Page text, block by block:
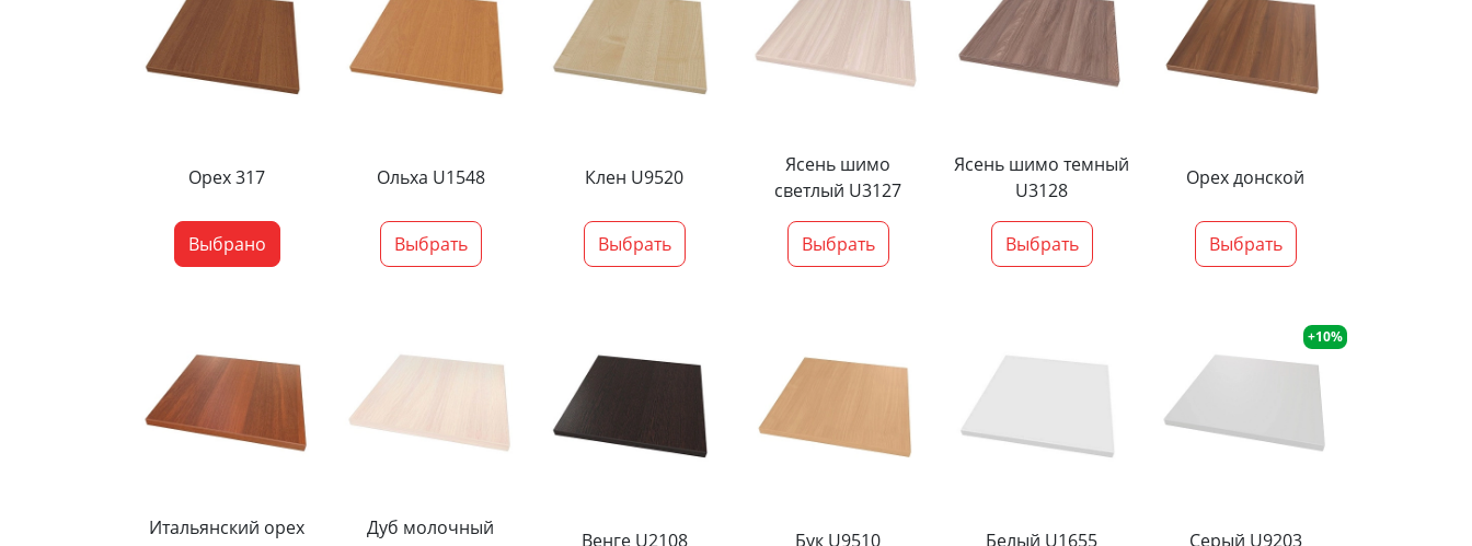
Орех 317
Выбрано
Ольха U1548
Выбрать
Клен U9520
Выбрать
Ясень шимо
светлый U3127
Выбрать
Ясень шимо темный
U3128
Выбрать
Орех донской
Выбрать
Итальянский орех
Дуб молочный
Венге U2108 Бук U9510 Белый U1655
+10%
Серый U9203